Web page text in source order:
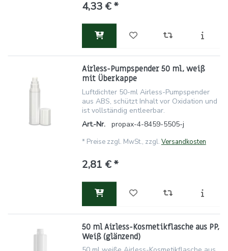
4,33 € *
Airless-Pumpspender 50 ml, weiß
mit Überkappe
Luftdichter 50-ml Airless-Pumpspender
aus ABS, schützt Inhalt vor Oxidation und
ist vollständig entleerbar.
Art.-Nr.
propax-4-8459-5505-j
* Preise zzgl. MwSt., zzgl. Versandkosten
2,81 € *
50 ml Airless-Kosmetikflasche aus PP,
Weiß (glänzend)